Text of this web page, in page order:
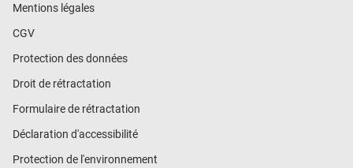
Mentions légales
CGV
Protection des données
Droit de rétractation
Formulaire de rétractation
Déclaration d'accessibilité
Protection de l'environnement